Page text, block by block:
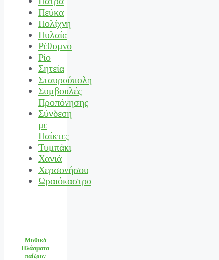
Πεύκα
Πολίχνη
Πυλαία
Ρέθυμνο
Ρίο
Σητεία
Σταυρούπολη
Συμβουλές
Προπόνησης
Σύνδεση
με
Παίκτες
Τυμπάκι
Χανιά
Χερσονήσου
Ωραιόκαστρο
Μυθικά
Πλάσματα
παίζουν